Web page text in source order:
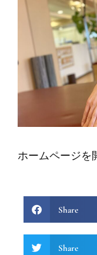
ホームページを
Share
Share